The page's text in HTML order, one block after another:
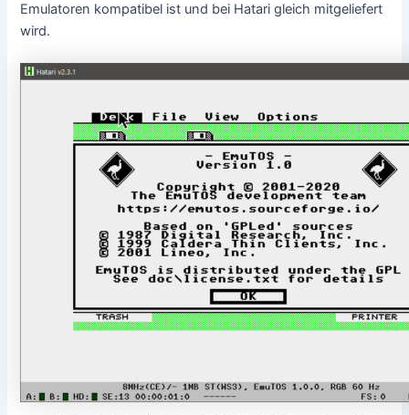
Emulatoren kompatibel ist und bei Hatari gleich mitgeliefert
wird.